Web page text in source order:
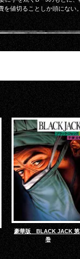
値切ることしか頭にない。
豪華版 BLACK JACK 第
巻